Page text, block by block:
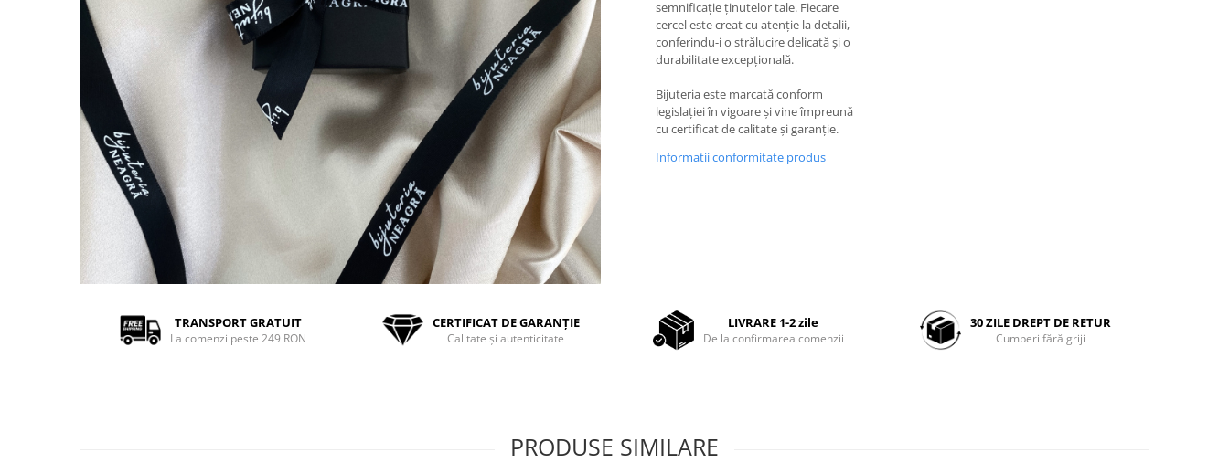
semnificație ținutelor tale. Fiecare
cercel este creat cu atenție la detalii,
conferindu-i o strălucire delicată și o
durabilitate excepțională.
Bijuteria este marcată conform
legislației în vigoare și vine împreună
cu certificat de calitate și garanție.
Informatii conformitate produs
TRANSPORT GRATUIT
La comenzi peste 249 RON
CERTIFICAT DE GARANȚIE
Calitate și autenticitate
LIVRARE 1-2 zile
De la confirmarea comenzii
30 ZILE DREPT DE RETUR
Cumperi fără griji
PRODUSE SIMILARE